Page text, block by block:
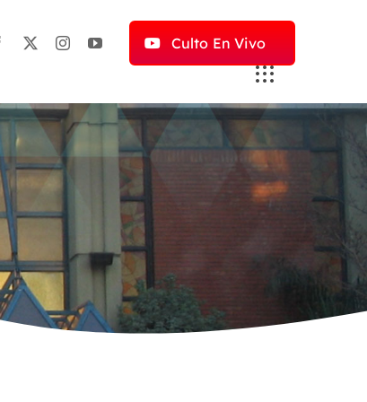
Culto En Vivo